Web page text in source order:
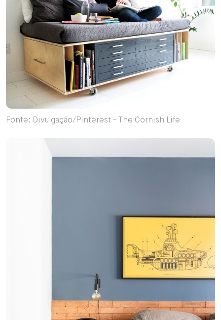
Fonte: Divulgação/Pinterest - The Cornish Life